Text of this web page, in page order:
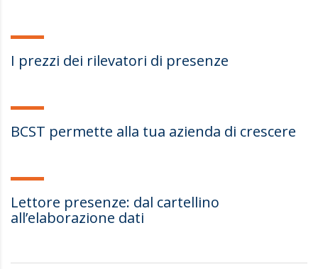
I prezzi dei rilevatori di presenze
BCST permette alla tua azienda di crescere
Lettore presenze: dal cartellino
all’elaborazione dati